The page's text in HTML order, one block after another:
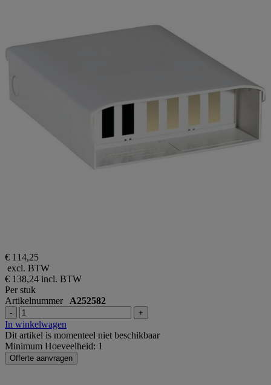
€ 114,25
excl. BTW
€ 138,24 incl. BTW
Per stuk
Artikelnummer A252582
- +
In winkelwagen
Dit artikel is momenteel niet beschikbaar
Minimum Hoeveelheid: 1
Offerte aanvragen